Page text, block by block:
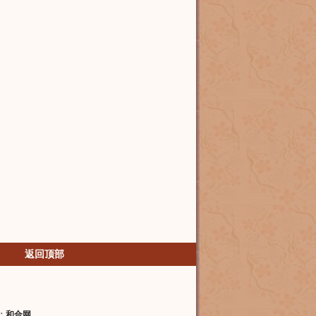
返回顶部